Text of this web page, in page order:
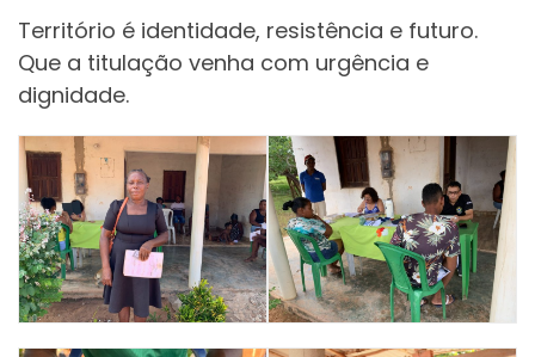
Território é identidade, resistência e futuro.
Que a titulação venha com urgência e
dignidade.